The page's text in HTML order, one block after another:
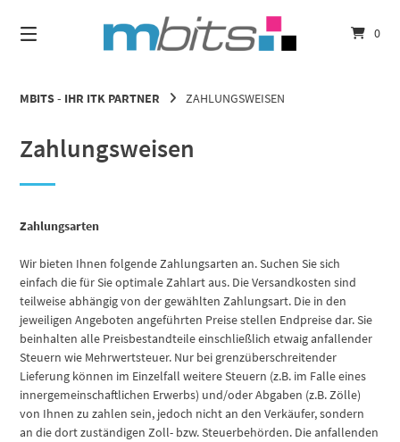
zum
Inhalt
0
MBITS - IHR ITK PARTNER ZAHLUNGSWEISEN
Zahlungsweisen
Zahlungsarten
Wir bieten Ihnen folgende Zahlungsarten an. Suchen Sie sich
einfach die für Sie optimale Zahlart aus. Die Versandkosten sind
teilweise abhängig von der gewählten Zahlungsart. Die in den
jeweiligen Angeboten angeführten Preise stellen Endpreise dar. Sie
beinhalten alle Preisbestandteile einschließlich etwaig anfallender
Steuern wie Mehrwertsteuer. Nur bei grenzüberschreitender
Lieferung können im Einzelfall weitere Steuern (z.B. im Falle eines
innergemeinschaftlichen Erwerbs) und/oder Abgaben (z.B. Zölle)
von Ihnen zu zahlen sein, jedoch nicht an den Verkäufer, sondern
an die dort zuständigen Zoll- bzw. Steuerbehörden. Die anfallenden